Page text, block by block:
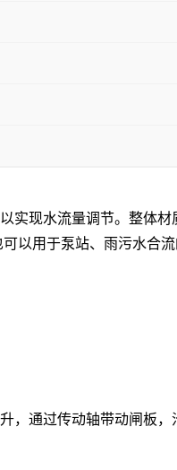
实现水流量调节。整体材
以用于泵站、雨污水合
通过传动轴带动闸板